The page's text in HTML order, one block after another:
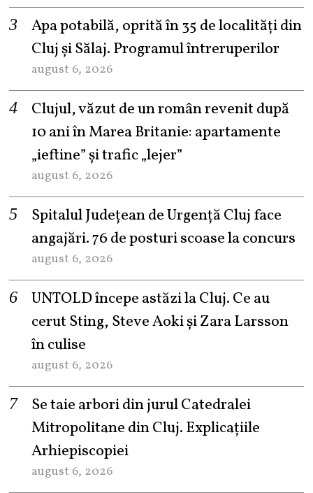
Apa potabilă, oprită în 35 de localități din
Cluj și Sălaj. Programul întreruperilor
august 6, 2026
Clujul, văzut de un român revenit după
10 ani în Marea Britanie: apartamente
„ieftine” și trafic „lejer”
august 6, 2026
Spitalul Județean de Urgență Cluj face
angajări. 76 de posturi scoase la concurs
august 6, 2026
UNTOLD începe astăzi la Cluj. Ce au
cerut Sting, Steve Aoki și Zara Larsson
în culise
august 6, 2026
Se taie arbori din jurul Catedralei
Mitropolitane din Cluj. Explicațiile
Arhiepiscopiei
august 6, 2026